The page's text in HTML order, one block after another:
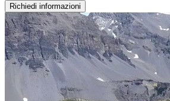
Richiedi informazioni